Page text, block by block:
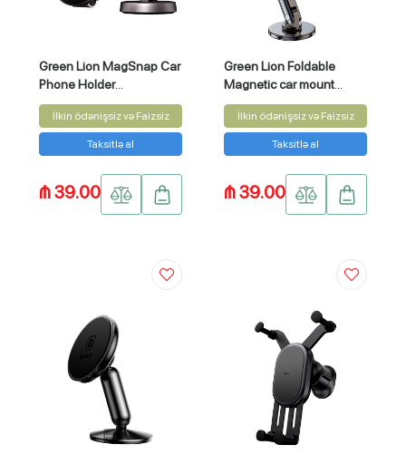
Green Lion MagSnap Car
Phone Holder
(GNMGSPCHLDGY)
İlkin ödənişsiz və Faizsiz
Taksitlə al
₼ 39.00
Green Lion Foldable
Magnetic car mount
(GNFLMAGCMTBK)
İlkin ödənişsiz və Faizsiz
Taksitlə al
₼ 39.00